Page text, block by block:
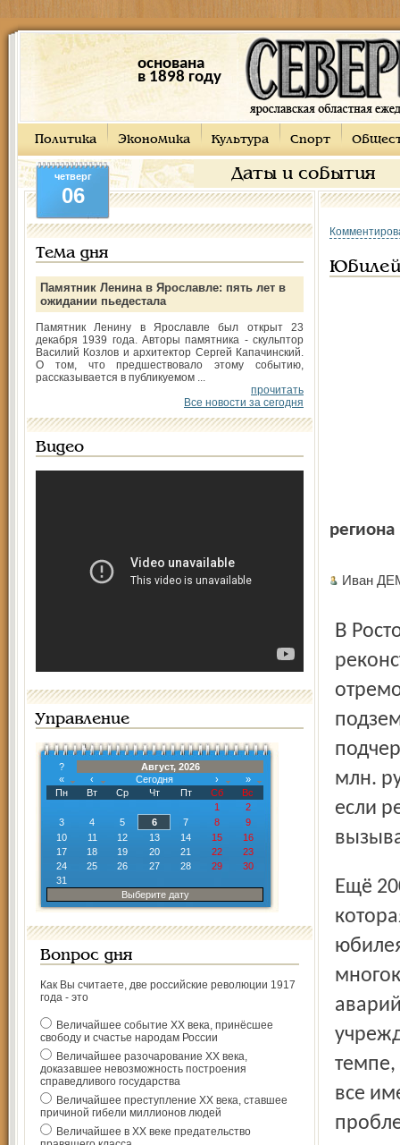
основана
в 1898 году
Политика Экономика Культура Спорт
Даты и события
четверг
06
Тема дня
Памятник Ленина в Ярославле: пять лет в
ожидании пьедестала
Памятник Ленину в Ярославле был открыт 23
декабря 1939 года. Авторы памятника - скульптор
Василий Козлов и архитектор Сергей Капачинский.
О том, что предшествовало этому событию,
рассказывается в публикуемом ...
прочитать
Все новости за сегодня
Видео
Управление
?
Август, 2026
«
‹ Сегодня ›
»
Пн
Вт Ср Чт Пт Сб
Вс
1
2
3
4 5 6 7 8
9
10
11 12 13 14 15
16
17
18 19 20 21 22
23
24
25 26 27 28 29
30
31
Выберите дату
Вопрос дня
Как Вы считаете, две российские революции 1917
года - это
Величайшее событие ХХ века, принёсшее
свободу и счастье народам России
Величайшее разочарование ХХ века,
доказавшее невозможность построения
справедливого государства
Величайшее преступление ХХ века, ставшее
причиной гибели миллионов людей
Величайшее в ХХ веке предательство
Юбилей
Иван
В Ростове проведён большой объём работ по
млн.
если
Ещё 200 миллионов вложено в реконструкцию сетей,
темпе,
все